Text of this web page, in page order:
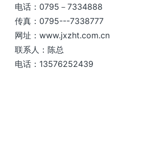
电话：0795－7334888
传真：0795---7338777
网址：www.jxzht.com.cn
联系人：陈总
电话：13576252439